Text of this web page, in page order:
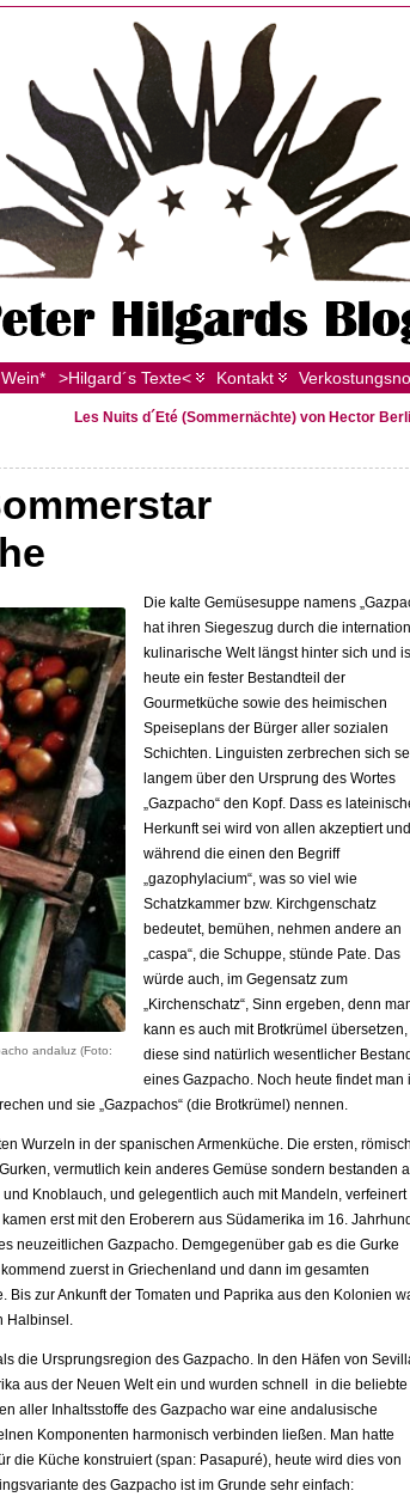
>Hilgard´s Texte< Kontakt
Les Nuits d´Eté (Sommernächte) von Hector
andaluz (Foto:
Die kalte Gemüsesuppe namens
hat ihren Siegeszug durch die
kulinarische Welt längst hinter sich und
heute ein fester Bestandteil der
Gourmetküche sowie des heimischen
Speiseplans der Bürger aller sozialen
Schichten. Linguisten zerbrechen sich
langem über den Ursprung des Wortes
„Gazpacho“ den Kopf. Dass es
Herkunft sei wird von allen akzeptiert und
während die einen den Begriff
„gazophylacium“, was so viel wie
Schatzkammer bzw. Kirchgenschatz
bedeutet, bemühen, nehmen andere an
„caspa“, die Schuppe, stünde Pate. Das
würde auch, im Gegensatz zum
„Kirchenschatz“, Sinn ergeben, denn
kann es auch mit Brotkrümel übersetzen,
diese sind natürlich wesentlicher
eines Gazpacho. Noch heute findet man
und sie „Gazpachos“ (die Brotkrümel) nennen.
Wurzeln in der spanischen Armenküche. Die ersten,
vermutlich kein anderes Gemüse sondern bestanden
Knoblauch, und gelegentlich auch mit Mandeln, verfeinert
erst mit den Eroberern aus Südamerika im 16.
neuzeitlichen Gazpacho. Demgegenüber gab es die Gurke
zuerst in Griechenland und dann im gesamten
Bis zur Ankunft der Tomaten und Paprika aus den Kolonien
Halbinsel.
die Ursprungsregion des Gazpacho. In den Häfen von
aus der Neuen Welt ein und wurden schnell in die beliebte
aller Inhaltsstoffe des Gazpacho war eine andalusische
Komponenten harmonisch verbinden ließen. Man hatte
die Küche konstruiert (span: Pasapuré), heute wird dies von
des Gazpacho ist im Grunde sehr einfach: